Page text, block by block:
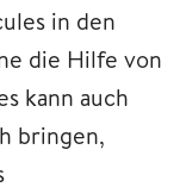
in den
die Hilfe von
kann auch
bringen,